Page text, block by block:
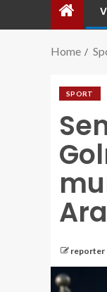
Home
SPORT
reporter